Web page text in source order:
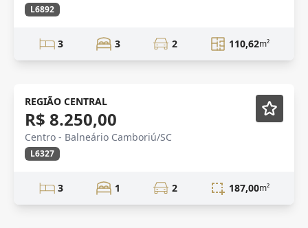
L6892
3 3 2 110,62m²
Mobiliado
REGIÃO CENTRAL
R$ 8.250,00
Centro - Balneário Camboriú/SC
L6327
3 1 2 187,00m²